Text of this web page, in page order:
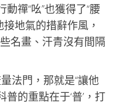
動禪“吆”也獲得了“腰
地氣的措辭作風，
名畫、汗青沒有間隔
法門，那就是“讓他
普的重點在于‘普’，打